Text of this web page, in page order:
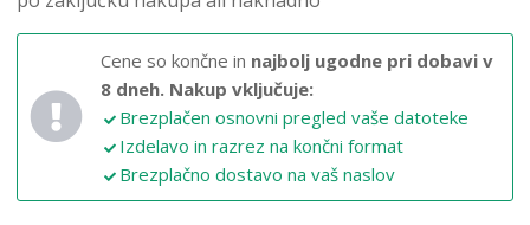
Cene so končne in najbolj ugodne pri dobavi v
8 dneh. Nakup vključuje:
Brezplačen osnovni pregled vaše datoteke
Izdelavo in razrez na končni format
Brezplačno dostavo na vaš naslov